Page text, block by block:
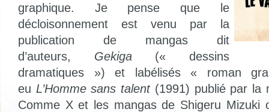
graphique. Je pense que le
décloisonnement est venu par la
publication de mangas dit
d’auteurs, Gekiga(« dessins
dramatiques ») et labélisés « roman
eu L’Homme sans talent (1991) publié par la
Comme X et les mangas de Shigeru Mizuki